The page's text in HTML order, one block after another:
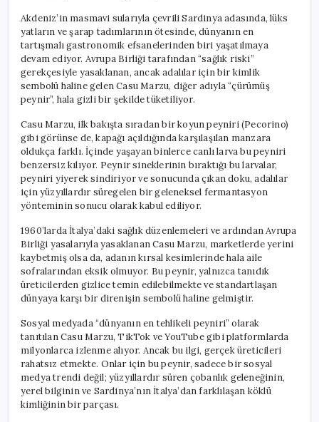
Akdeniz’in masmavi sularıyla çevrili Sardinya adasında, lüks
yatların ve şarap tadımlarının ötesinde, dünyanın en
tartışmalı gastronomik efsanelerinden biri yaşatılmaya
devam ediyor. Avrupa Birliği tarafından “sağlık riski”
gerekçesiyle yasaklanan, ancak adalılar için bir kimlik
sembolü haline gelen Casu Marzu, diğer adıyla “çürümüş
peynir”, hala gizli bir şekilde tüketiliyor.
Casu Marzu, ilk bakışta sıradan bir koyun peyniri (Pecorino)
gibi görünse de, kapağı açıldığında karşılaşılan manzara
oldukça farklı. İçinde yaşayan binlerce canlı larva bu peyniri
benzersiz kılıyor. Peynir sineklerinin bıraktığı bu larvalar,
peyniri yiyerek sindiriyor ve sonucunda çıkan doku, adalılar
için yüzyıllardır süregelen bir geleneksel fermantasyon
yönteminin sonucu olarak kabul ediliyor.
1960’larda İtalya’daki sağlık düzenlemeleri ve ardından Avrupa
Birliği yasalarıyla yasaklanan Casu Marzu, marketlerde yerini
kaybetmiş olsa da, adanın kırsal kesimlerinde hala aile
sofralarından eksik olmuyor. Bu peynir, yalnızca tanıdık
üreticilerden gizlice temin edilebilmekte ve standartlaşan
dünyaya karşı bir direnişin sembolü haline gelmiştir.
Sosyal medyada “dünyanın en tehlikeli peyniri” olarak
tanıtılan Casu Marzu, TikTok ve YouTube gibi platformlarda
milyonlarca izlenme alıyor. Ancak bu ilgi, gerçek üreticileri
rahatsız etmekte. Onlar için bu peynir, sadece bir sosyal
medya trendi değil; yüzyıllardır süren çobanlık geleneğinin,
yerel bilginin ve Sardinya’nın İtalya’dan farklılaşan köklü
kimliğinin bir parçası.